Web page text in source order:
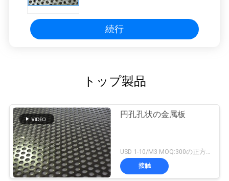
続行
トップ製品
円孔孔状の金属板
USD 1-10/M3 MOQ:300の正方形のmeteres
接触